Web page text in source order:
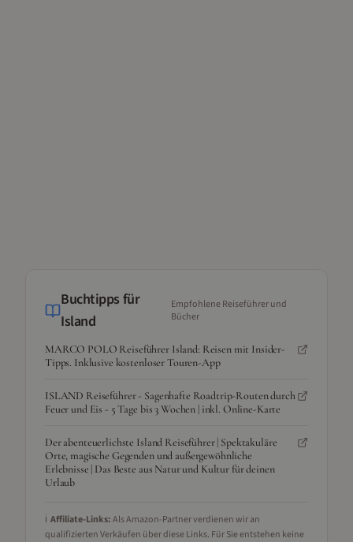
Buchtipps für
Island
Empfohlene Reiseführer und
Bücher
MARCO POLO Reiseführer Island: Reisen mit Insider-
Tipps. Inklusive kostenloser Touren-App
ISLAND Reiseführer - Sagenhafte Roadtrip-Routen durch
Feuer und Eis - 5 Tage bis 3 Wochen | inkl. Online-Karte
Der abenteuerlichste Island Reiseführer | Spektakuläre
Orte, magische Gegenden und außergewöhnliche
Erlebnisse | Das Beste aus Natur und Kultur für deinen
Urlaub
ℹ️ Affiliate-Links:Als Amazon-Partner verdienen wir an
qualifizierten Verkäufen über diese Links. Für Sie entstehen keine